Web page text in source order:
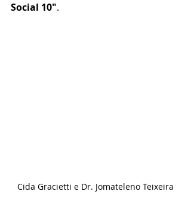
Social 10".
Cida Gracietti e Dr. Jomateleno Teixeira